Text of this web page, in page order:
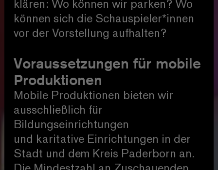
klären: Wo können wir parken? Wo
können sich die Schauspieler*innen
vor der Vorstellung aufhalten?
Voraussetzungen für mobile
Produktionen
Mobile Produktionen bieten wir
ausschließlich für
Bildungseinrichtungen
und karitative Einrichtungen in der
Stadt und dem Kreis Paderborn an.